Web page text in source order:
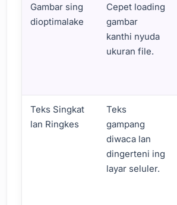
Gambar sing
dioptimalake
Cepet loading
gambar
kanthi nyuda
ukuran file.
Teks Singkat
lan Ringkes
Teks
gampang
diwaca lan
dingerteni ing
layar seluler.